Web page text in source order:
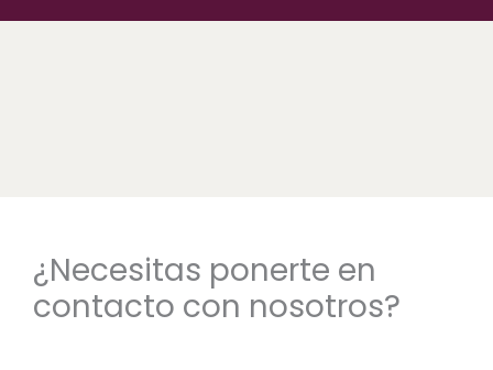
¿Necesitas ponerte en
contacto con nosotros?